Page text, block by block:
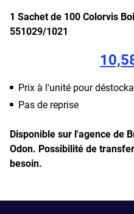
1 Sachet de 100 Colorvis
551029/1021
Prix à l'unité pour
Pas de reprise
Disponible sur l'agence de
Odon. Possibilité de
besoin.